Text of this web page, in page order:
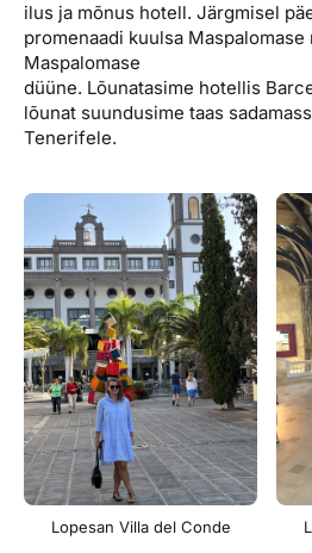
ilus ja mõnus hotell. Järgmisel
promenaadi kuulsa Maspalomase
Maspalomase
düüne. Lõunatasime hotellis
lõunat suundusime taas
Tenerifele.
Lopesan Villa del Conde